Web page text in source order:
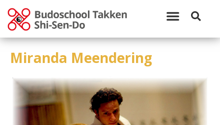
Miranda Meendering